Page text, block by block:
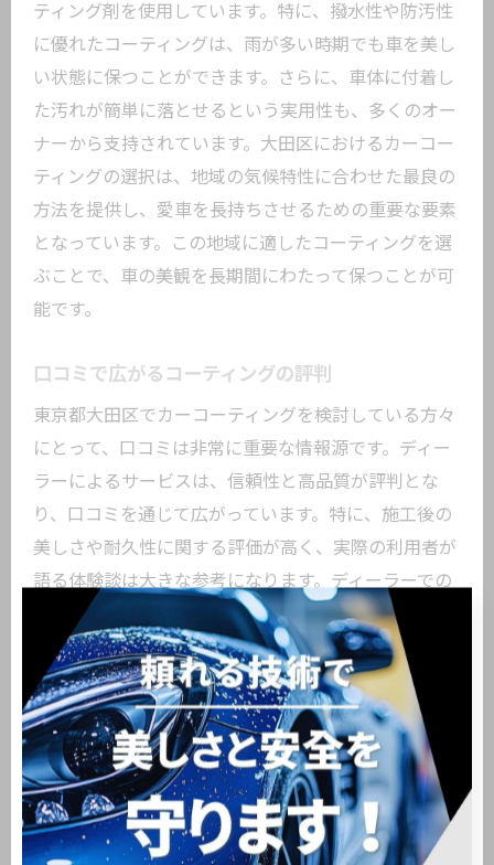
ティング剤を使用しています。特に、撥水性や防汚性
に優れたコーティングは、雨が多い時期でも車を美し
い状態に保つことができます。さらに、車体に付着し
た汚れが簡単に落とせるという実用性も、多くのオー
ナーから支持されています。大田区におけるカーコー
ティングの選択は、地域の気候特性に合わせた最良の
方法を提供し、愛車を長持ちさせるための重要な要素
となっています。この地域に適したコーティングを選
ぶことで、車の美観を長期間にわたって保つことが可
能です。
口コミで広がるコーティングの評判
東京都大田区でカーコーティングを検討している方々
にとって、口コミは非常に重要な情報源です。ディー
ラーによるサービスは、信頼性と高品質が評判とな
り、口コミを通じて広がっています。特に、施工後の
美しさや耐久性に関する評価が高く、実際の利用者が
語る体験談は大きな参考になります。ディーラーでの
専門的な技術ときめ細かな対応が、多くの方に支持さ
れ、地域内外から多くの顧客を集めています。このよ
うに、口コミは単なる意見交換にとどまらず、ディー
ラー選びの貴重な指針となっています。
お客様の愛車へのこだわり
カーコーティングを行う際に注目すべき点は、お客様
の愛車に対するこだわりです。大田区のディーラー